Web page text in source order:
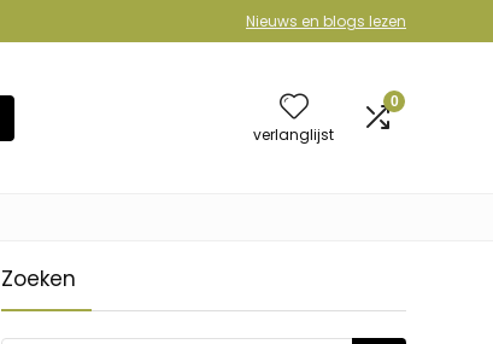
Nieuws en blogs lezen
verlanglijst
0
Zoeken